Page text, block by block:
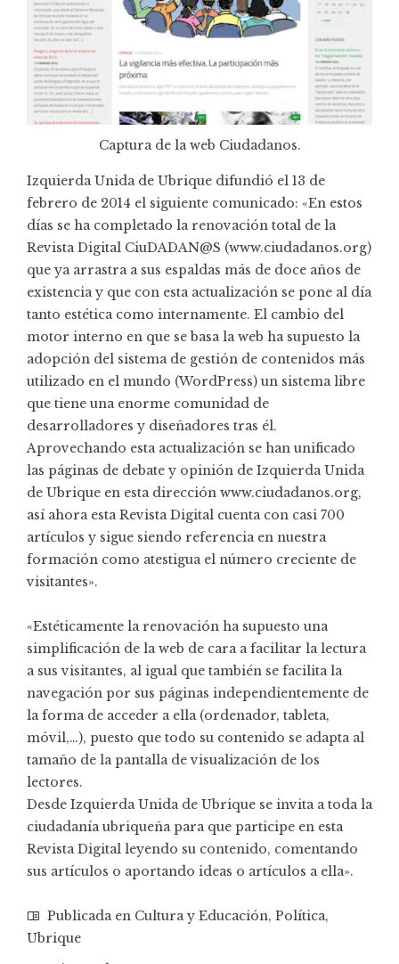
Captura de la web Ciudadanos.
Izquierda Unida de Ubrique difundió el 13 de
febrero de 2014 el siguiente comunicado: «En estos
días se ha completado la renovación total de la
Revista Digital CiuDADAN@S (www.ciudadanos.org)
que ya arrastra a sus espaldas más de doce años de
existencia y que con esta actualización se pone al día
tanto estética como internamente. El cambio del
motor interno en que se basa la web ha supuesto la
adopción del sistema de gestión de contenidos más
utilizado en el mundo (WordPress) un sistema libre
que tiene una enorme comunidad de
desarrolladores y diseñadores tras él.
Aprovechando esta actualización se han unificado
las páginas de debate y opinión de Izquierda Unida
de Ubrique en esta dirección www.ciudadanos.org,
así ahora esta Revista Digital cuenta con casi 700
artículos y sigue siendo referencia en nuestra
formación como atestigua el número creciente de
visitantes».
«Estéticamente la renovación ha supuesto una
simplificación de la web de cara a facilitar la lectura
a sus visitantes, al igual que también se facilita la
navegación por sus páginas independientemente de
la forma de acceder a ella (ordenador, tableta,
móvil,…), puesto que todo su contenido se adapta al
tamaño de la pantalla de visualización de los
lectores.
Desde Izquierda Unida de Ubrique se invita a toda la
ciudadanía ubriqueña para que participe en esta
Revista Digital leyendo su contenido, comentando
sus artículos o aportando ideas o artículos a ella».
Publicada en Cultura y Educación, Política,
Ubrique